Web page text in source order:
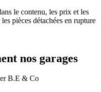
le contenu, les prix et les
pièces détachées en rupture
nos garages
B.E & Co